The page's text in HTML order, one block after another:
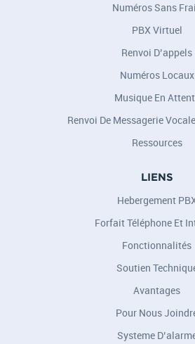
Numéros Sans
PBX Virtuel
Renvoi D’appels
Numéros Locaux
Musique En
Renvoi De Messagerie
Ressources
LIENS
Hebergement
Forfait Téléphone Et
Fonctionnalités
Soutien
Avantages
Pour Nous
Systeme